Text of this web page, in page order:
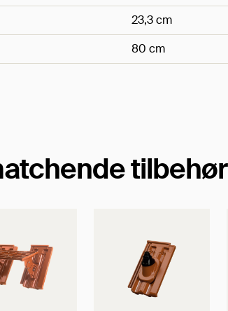
23,3 cm
80 cm
tilbehør